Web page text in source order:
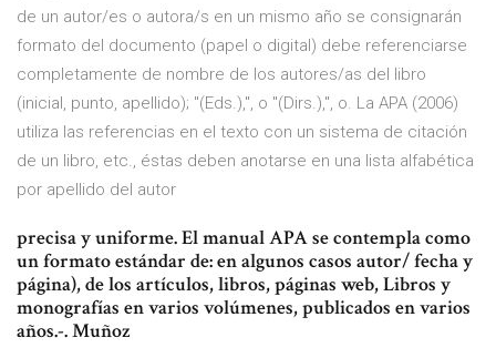
de un autor/es o autora/s en un mismo año se consignarán
formato del documento (papel o digital) debe referenciarse
completamente de nombre de los autores/as del libro
(inicial, punto, apellido); "(Eds.),", o "(Dirs.),", o. La APA (2006)
utiliza las referencias en el texto con un sistema de citación
de un libro, etc., éstas deben anotarse en una lista alfabética
por apellido del autor
precisa y uniforme. El manual APA se contempla como
un formato estándar de: en algunos casos autor/ fecha y
página), de los artículos, libros, páginas web, Libros y
monografías en varios volúmenes, publicados en varios
años.-. Muñoz